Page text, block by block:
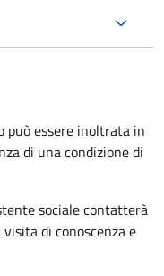
può essere inoltrata in
di una condizione di
sociale contatterà
di conoscenza e